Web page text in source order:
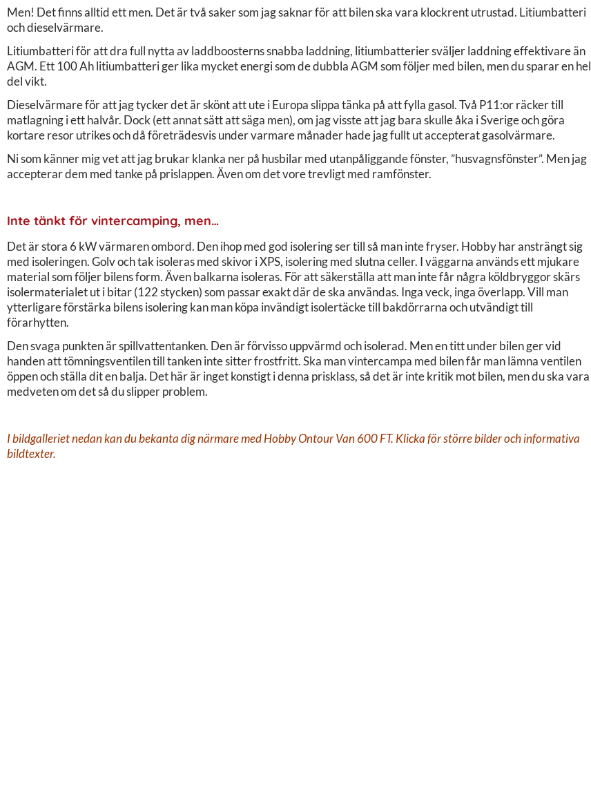
Men! Det finns alltid ett men. Det är två saker som jag saknar för att bilen ska vara klockrent utrustad. Litiumbatteri
och dieselvärmare.
Litiumbatteri för att dra full nytta av laddboosterns snabba laddning, litiumbatterier sväljer laddning effektivare än
AGM. Ett 100 Ah litiumbatteri ger lika mycket energi som de dubbla AGM som följer med bilen, men du sparar en hel
del vikt.
Dieselvärmare för att jag tycker det är skönt att ute i Europa slippa tänka på att fylla gasol. Två P11:or räcker till
matlagning i ett halvår. Dock (ett annat sätt att säga men), om jag visste att jag bara skulle åka i Sverige och göra
kortare resor utrikes och då företrädesvis under varmare månader hade jag fullt ut accepterat gasolvärmare.
Ni som känner mig vet att jag brukar klanka ner på husbilar med utanpåliggande fönster, ”husvagnsfönster”. Men jag
accepterar dem med tanke på prislappen. Även om det vore trevligt med ramfönster.
Inte tänkt för vintercamping, men…
Det är stora 6 kW värmaren ombord. Den ihop med god isolering ser till så man inte fryser. Hobby har ansträngt sig
med isoleringen. Golv och tak isoleras med skivor i XPS, isolering med slutna celler. I väggarna används ett mjukare
material som följer bilens form. Även balkarna isoleras. För att säkerställa att man inte får några köldbryggor skärs
isolermaterialet ut i bitar (122 stycken) som passar exakt där de ska användas. Inga veck, inga överlapp. Vill man
ytterligare förstärka bilens isolering kan man köpa invändigt isolertäcke till bakdörrarna och utvändigt till
förarhytten.
Den svaga punkten är spillvattentanken. Den är förvisso uppvärmd och isolerad. Men en titt under bilen ger vid
handen att tömningsventilen till tanken inte sitter frostfritt. Ska man vintercampa med bilen får man lämna ventilen
öppen och ställa dit en balja. Det här är inget konstigt i denna prisklass, så det är inte kritik mot bilen, men du ska vara
medveten om det så du slipper problem.
I bildgalleriet nedan kan du bekanta dig närmare med Hobby Ontour Van 600 FT. Klicka för större bilder och informativa
bildtexter.